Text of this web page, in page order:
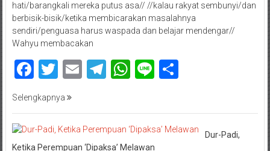
hati/barangkali mereka putus asa// //kalau rakyat sembunyi/dan
berbisik-bisik/ketika membicarakan masalahnya
sendiri/penguasa harus waspada dan belajar mendengar//
Wahyu membacakan
Facebook
Twitter
EmailTelegram
WhatsApp
LineShare
Selengkapnya
Dur-Padi,
Ketika Perempuan ‘Dipaksa’ Melawan